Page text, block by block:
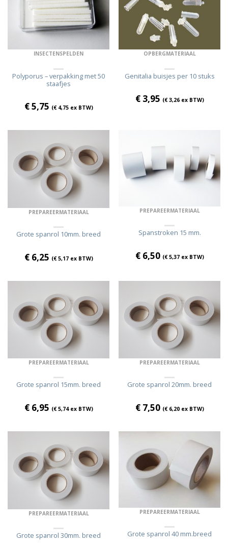
INSECTENSPELDEN
Polyporus – verpakking met 50
staafjes
€5,75 (€4,75ex BTW)
OPBERGMATERIAAL
Genitalia buisjes per 10 stuks
€3,95 (€3,26ex BTW)
PREPAREERMATERIAAL
Grote spanrol 10mm. breed
€6,25 (€5,17ex BTW)
PREPAREERMATERIAAL
Spanstroken 15 mm.
€6,50 (€5,37ex BTW)
PREPAREERMATERIAAL
Grote spanrol 15mm. breed
€6,95 (€5,74ex BTW)
PREPAREERMATERIAAL
Grote spanrol 20mm. breed
€7,50 (€6,20ex BTW)
PREPAREERMATERIAAL
Grote spanrol 30mm. breed
PREPAREERMATERIAAL
Grote spanrol 40 mm.breed